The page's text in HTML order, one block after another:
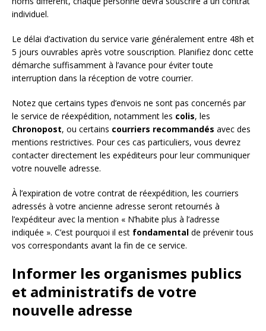
individuel.
Le délai d’activation du service varie généralement entre 48h et
5 jours ouvrables après votre souscription. Planifiez donc cette
démarche suffisamment à l’avance pour éviter toute
interruption dans la réception de votre courrier.
Notez que certains types d’envois ne sont pas concernés par
le service de réexpédition, notamment les colis, les
Chronopost, ou certains courriers recommandés avec des
mentions restrictives. Pour ces cas particuliers, vous devrez
contacter directement les expéditeurs pour leur communiquer
votre nouvelle adresse.
À l’expiration de votre contrat de réexpédition, les courriers
adressés à votre ancienne adresse seront retournés à
l’expéditeur avec la mention « N’habite plus à l’adresse
indiquée ». C’est pourquoi il est fondamental de prévenir tous
vos correspondants avant la fin de ce service.
Informer les organismes publics
et administratifs de votre
nouvelle adresse